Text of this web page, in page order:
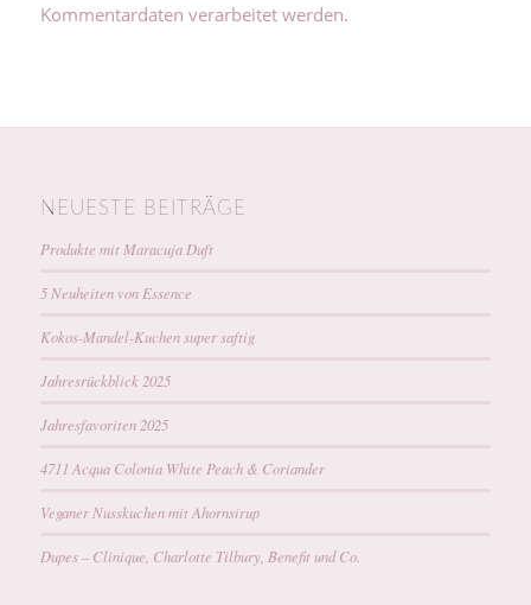
Kommentardaten verarbeitet werden.
NEUESTE BEITRÄGE
Produkte mit Maracuja Duft
5 Neuheiten von Essence
Kokos-Mandel-Kuchen super saftig
Jahresrückblick 2025
Jahresfavoriten 2025
4711 Acqua Colonia White Peach & Coriander
Veganer Nusskuchen mit Ahornsirup
Dupes – Clinique, Charlotte Tilbury, Benefit und Co.